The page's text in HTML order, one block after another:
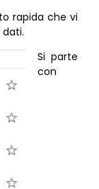
rapida che vi
Si parte
con